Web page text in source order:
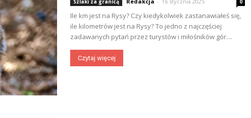
Szlaki za granicą 0
Ile km jest na Rysy? Czy kiedykolwiek zastanawiałeś się,
ile kilometrów jest na Rysy? To jedno z najczęściej
zadawanych pytań przez turystów i miłośników gór....
Czytaj więcej